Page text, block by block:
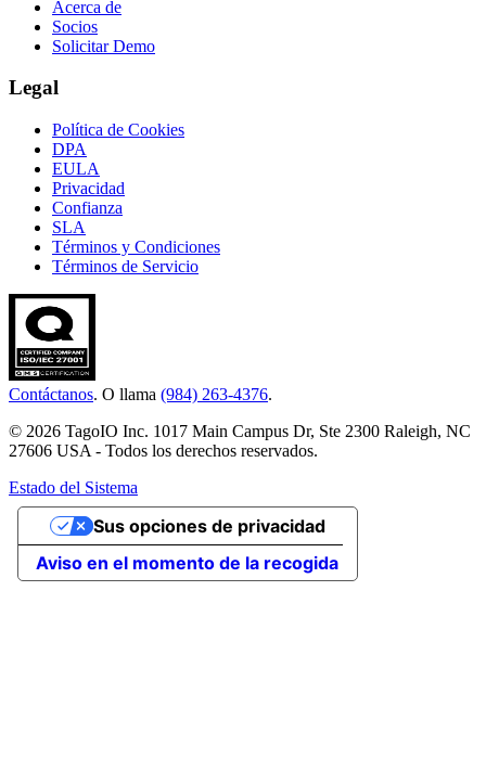
Acerca de
Socios
Solicitar Demo
Legal
Política de Cookies
DPA
EULA
Privacidad
Confianza
SLA
Términos y Condiciones
Términos de Servicio
Contáctanos. O llama (984) 263-4376.
© 2026 TagoIO Inc. 1017 Main Campus Dr, Ste 2300 Raleigh, NC
27606 USA - Todos los derechos reservados.
Estado del Sistema
Aviso en el momento de la recogida
Sus opciones de privacidad